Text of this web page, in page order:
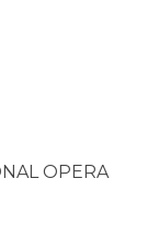
OPERA